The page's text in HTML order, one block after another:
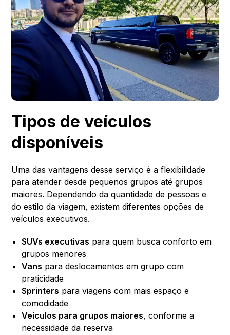
Tipos de veículos
disponíveis
Uma das vantagens desse serviço é a flexibilidade
para atender desde pequenos grupos até grupos
maiores. Dependendo da quantidade de pessoas e
do estilo da viagem, existem diferentes opções de
veículos executivos.
SUVs executivas para quem busca conforto em
grupos menores
Vans para deslocamentos em grupo com
praticidade
Sprinters para viagens com mais espaço e
comodidade
Veículos para grupos maiores, conforme a
necessidade da reserva